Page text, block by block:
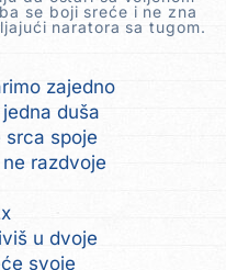
se boji sreće i ne zna
naratora sa tugom.
zajedno
duša
srca spoje
razdvoje
u dvoje
svoje